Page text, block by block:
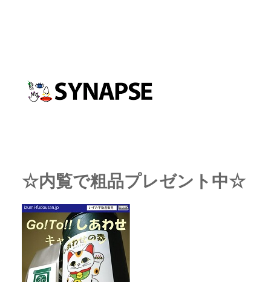
☆内覧で粗品プレゼント中☆